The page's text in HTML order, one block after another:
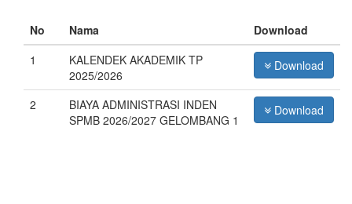
No Nama
Download
1
KALENDEK AKADEMIK TP
2025/2026
Download
2
BIAYA ADMINISTRASI INDEN
SPMB 2026/2027 GELOMBANG 1
Download